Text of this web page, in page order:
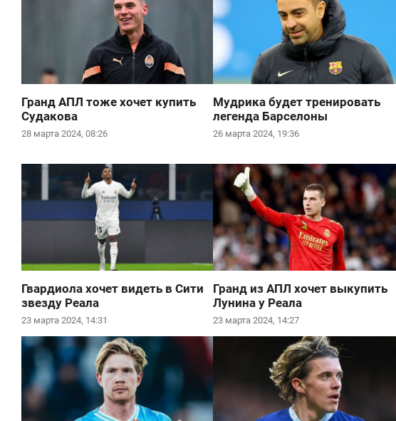
28 марта 2024, 08:26
Гранд АПЛ тоже хочет купить
Судакова
26 марта 2024, 19:36
Мудрика будет тренировать
легенда Барселоны
23 марта 2024, 14:31
Гвардиола хочет видеть в Сити
звезду Реала
23 марта 2024, 14:27
Гранд из АПЛ хочет выкупить
Лунина у Реала